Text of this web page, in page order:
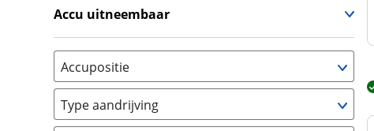
Accu uitneembaar
Nee, vast (0)
Accupositie
Bagagedrager (0)
Frame (109)
Type aandrijving